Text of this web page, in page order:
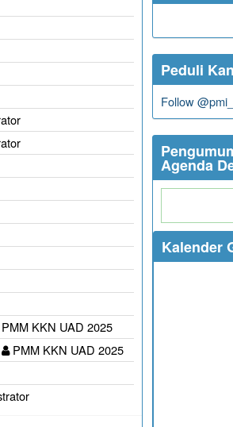
KKN UAD 2025
PMM KKN UAD 2025
Peduli
Follow
Agenda
Kalender